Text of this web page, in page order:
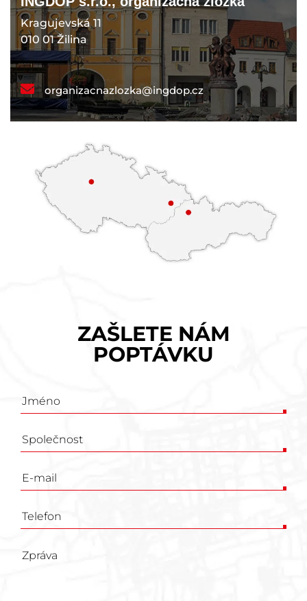
Kragujevská 11
010 01 Žilina
organizacnazlozka@ingdop.cz
ZAŠLETE NÁM
POPTÁVKU
Poptávkový